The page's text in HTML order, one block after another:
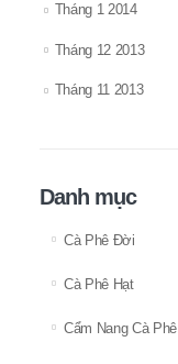
Tháng 1 2014
Tháng 12 2013
Tháng 11 2013
Danh mục
Cà Phê Đời
Cà Phê Hạt
Cẩm Nang Cà Phê